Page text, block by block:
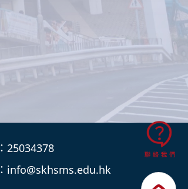
25034378
info@skhsms.edu.hk